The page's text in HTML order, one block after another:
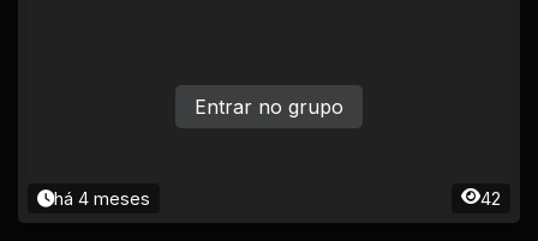
há 4 meses 42
Entrar no grupo